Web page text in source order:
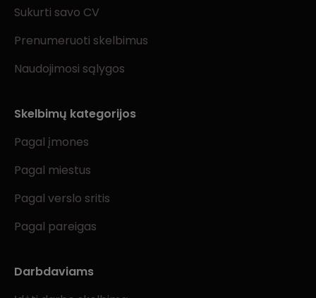
Sukurti savo CV
Prenumeruoti skelbimus
Naudojimosi sąlygos
Skelbimų kategorijos
Pagal įmones
Pagal miestus
Pagal verslo sritis
Pagal pareigas
Darbdaviams